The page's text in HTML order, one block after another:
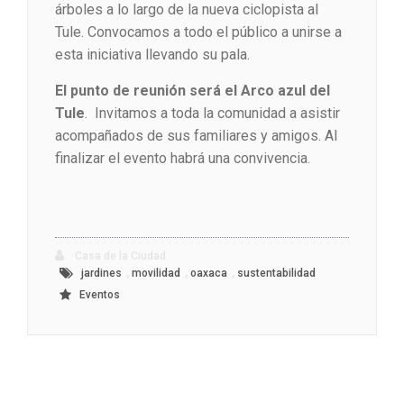
árboles a lo largo de la nueva ciclopista al
Tule. Convocamos a todo el público a unirse a
esta iniciativa llevando su pala.
El punto de reunión será el Arco azul del
Tule. Invitamos a toda la comunidad a asistir
acompañados de sus familiares y amigos. Al
finalizar el evento habrá una convivencia.
jardines
movilidad oaxaca
sustentabilidad
Eventos